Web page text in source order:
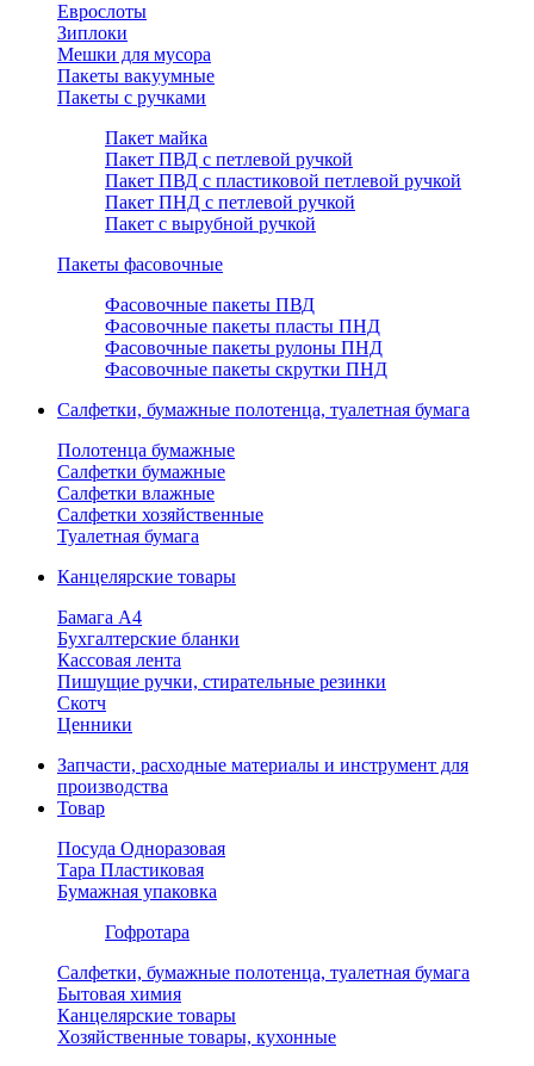
Еврослоты
Зиплоки
Мешки для мусора
Пакеты вакуумные
Пакеты с ручками
Пакет майка
Пакет ПВД с петлевой ручкой
Пакет ПВД с пластиковой петлевой ручкой
Пакет ПНД с петлевой ручкой
Пакет с вырубной ручкой
Пакеты фасовочные
Фасовочные пакеты ПВД
Фасовочные пакеты пласты ПНД
Фасовочные пакеты рулоны ПНД
Фасовочные пакеты скрутки ПНД
Салфетки, бумажные полотенца, туалетная бумага
Полотенца бумажные
Салфетки бумажные
Салфетки влажные
Салфетки хозяйственные
Туалетная бумага
Канцелярские товары
Бамага А4
Бухгалтерские бланки
Кассовая лента
Пишущие ручки, стирательные резинки
Скотч
Ценники
Запчасти, расходные материалы и инструмент для
производства
Товар
Посуда Одноразовая
Тара Пластиковая
Бумажная упаковка
Гофротара
Салфетки, бумажные полотенца, туалетная бумага
Бытовая химия
Канцелярские товары
Хозяйственные товары, кухонные